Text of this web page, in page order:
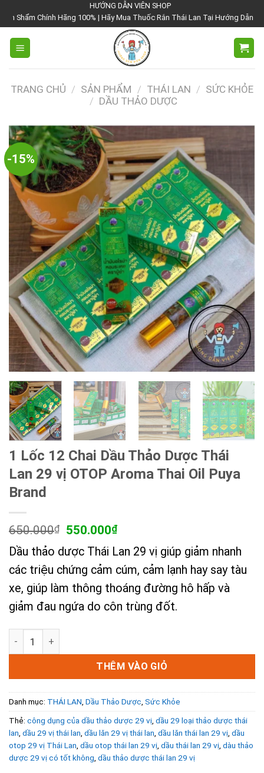
đến
nội
dung
HƯỚNG DẪN VIÊN SHOP
100% | Hãy Mua Thuốc Rắn Thái Lan Tại Hướng Dẫn Viên Shop | Với Giá Tốt
TRANG CHỦ / SẢN PHẨM / THÁI LAN / SỨC KHỎE
/ DẦU THẢO DƯỢC
-15%
1 Lốc 12 Chai Dầu Thảo Dược Thái
Lan 29 vị OTOP Aroma Thai Oil Puya
Brand
650.000₫
Giá
là:
650.000₫.
550.000₫Giá
tại
là:
550.000₫.
Dầu thảo dược Thái Lan 29 vị giúp giảm nhanh
các triệu chứng cảm cúm, cảm lạnh hay say tàu
xe, giúp làm thông thoáng đường hô hấp và
giảm đau ngứa do côn trùng đốt.
THÊM VÀO GIỎ
Danh mục: THÁI LAN Dầu Thảo Dược Sức Khỏe
Thẻ: công dụng của dầu thảo dược 29 vị dầu 29 loại thảo dược thái
lan dầu 29 vị thái lan dầu lăn 29 vị thái lan dầu lăn thái lan 29 vị dầu
otop 29 vị Thái Lan dầu otop thái lan 29 vị dầu thái lan 29 vị dàu thảo
dược 29 vị có tốt không dầu thảo dược thái lan 29 vị